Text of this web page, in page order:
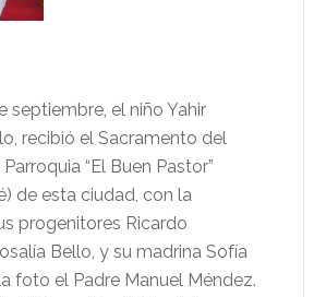
septiembre, el niño Yahir
recibió el Sacramento del
“El Buen Pastor”
de esta ciudad, con la
progenitores Ricardo
Bello, y su madrina Sofía
foto el Padre Manuel Méndez.